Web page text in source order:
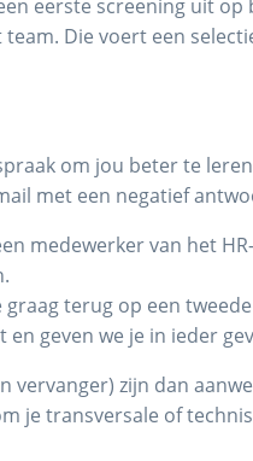
eerste screening uit op
Die voert een
om jou beter te
met een negatief
medewerker van het
terug op een
geven we je in ieder
zijn dan
je transversale of